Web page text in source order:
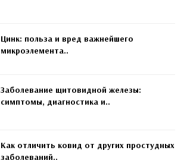
Цинк: польза и вред важнейшего
микроэлемента..
Заболевание щитовидной железы:
симптомы, диагностика и..
Как отличить ковид от других простудных
заболеваний..